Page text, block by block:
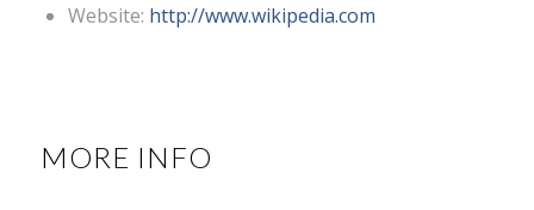
Website: http://www.wikipedia.com
MORE INFO